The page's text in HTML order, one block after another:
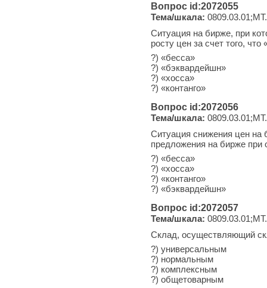
Вопрос id:2072055
Тема/шкала:
Ситуация на бирже, при
росту цен за счет того,
?) «бесса»
?) «бэквардейшн»
?) «хосса»
?) «контанго»
Вопрос id:2072056
Тема/шкала:
Ситуация снижения цен на
предложения на бирже при
?) «бесса»
?) «хосса»
?) «контанго»
?) «бэквардейшн»
Вопрос id:2072057
Тема/шкала:
Склад, осуществляющий
?) универсальным
?) нормальным
?) комплексным
?) общетоварным